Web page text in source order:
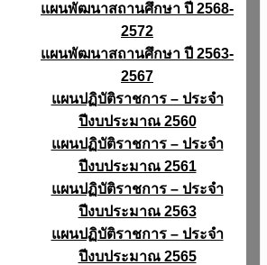
แผนพัฒนาสถานศึกษา ปี 2568-
2572
แผนพัฒนาสถานศึกษา ปี 2563-
2567
แผนปฏิบัติราชการ – ประจำ
ปีงบประมาณ 2560
แผนปฏิบัติราชการ – ประจำ
ปีงบประมาณ 2561
แผนปฏิบัติราชการ – ประจำ
ปีงบประมาณ 2563
แผนปฏิบัติราชการ – ประจำ
ปีงบประมาณ 2565